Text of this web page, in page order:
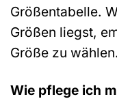
Größentabelle.
Größen liegst,
Größe zu wählen.
Wie pflege ich